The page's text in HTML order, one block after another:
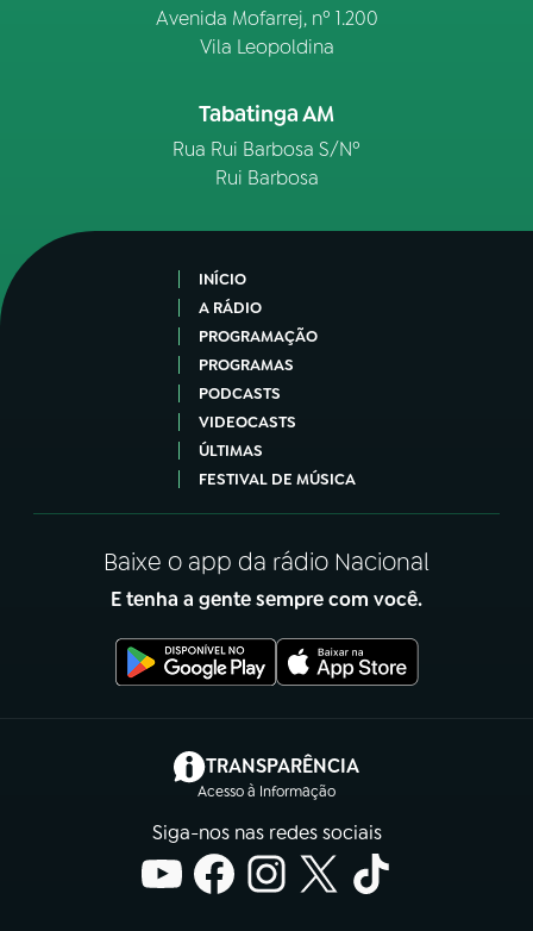
Avenida Mofarrej, nº 1.200
Vila Leopoldina
Tabatinga AM
Rua Rui Barbosa S/Nº
Rui Barbosa
INÍCIO
A RÁDIO
PROGRAMAÇÃO
PROGRAMAS
PODCASTS
VIDEOCASTS
ÚLTIMAS
FESTIVAL DE MÚSICA
Baixe o app da rádio Nacional
E tenha a gente sempre com você.
TRANSPARÊNCIA
Acesso à Informação
(abre em nova aba)
Siga-nos nas redes sociais